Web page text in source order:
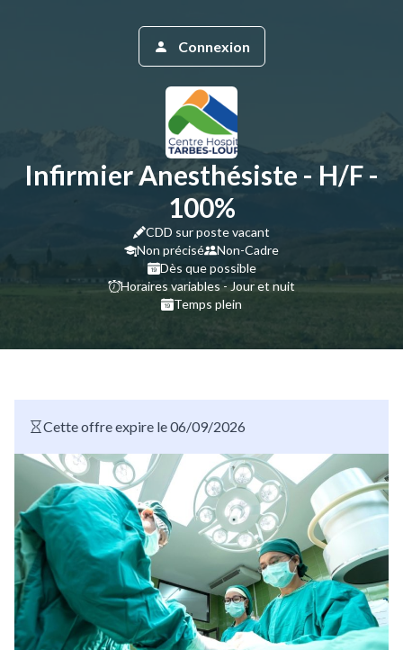
Infirmier Anesthésiste - H/F -
100%
CDD sur poste vacant
Non précisé
Non-Cadre
Dès que possible
Horaires variables - Jour et nuit
Temps plein
Connexion
Cette offre expire le 06/09/2026